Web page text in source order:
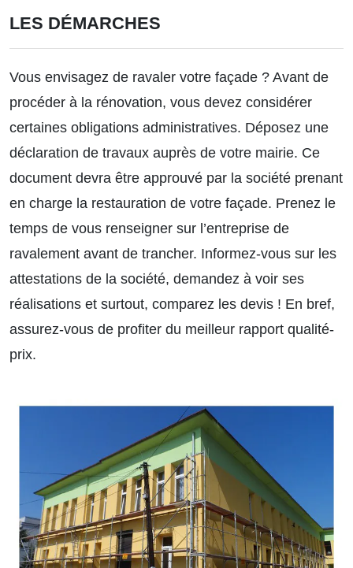
LES DÉMARCHES
Vous envisagez de ravaler votre façade ? Avant de
procéder à la rénovation, vous devez considérer
certaines obligations administratives. Déposez une
déclaration de travaux auprès de votre mairie. Ce
document devra être approuvé par la société prenant
en charge la restauration de votre façade. Prenez le
temps de vous renseigner sur l’entreprise de
ravalement avant de trancher. Informez-vous sur les
attestations de la société, demandez à voir ses
réalisations et surtout, comparez les devis ! En bref,
assurez-vous de profiter du meilleur rapport qualité-
prix.